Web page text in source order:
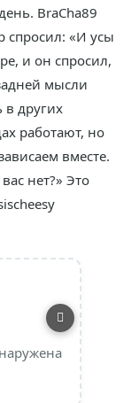
BraCha89
спросил: «И усы
и он спросил,
мысли
в других
работают, но
вместе.
нет?» Это